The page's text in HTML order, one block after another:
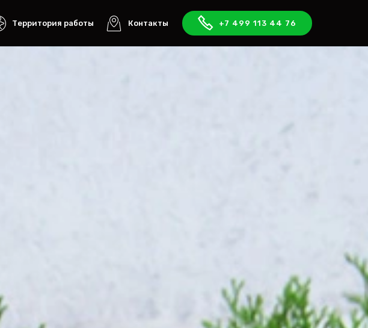
Территория работы Контакты +7 499 113 44 76